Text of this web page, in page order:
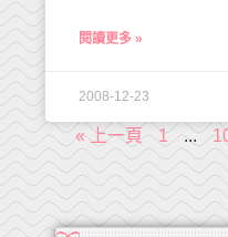
閱讀更多 »
2008-12-23
« 上一頁 1 ...